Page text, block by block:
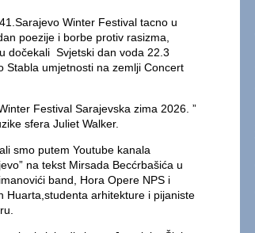
Winter Festival tacno u
poezije i borbe protiv rasizma,
dočekali Svjetski dan voda 22.3
umjetnosti na zemlji Concert
Festival Sarajevska zima 2026. ”
sfera Juliet Walker.
smo putem Youtube kanala
na tekst Mirsada Becćrbašića u
band, Hora Opere NPS i
Huarta,studenta arhitekture i pijaniste